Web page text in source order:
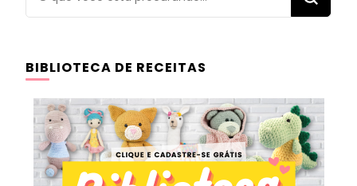
algo?
BIBLIOTECA DE RECEITAS